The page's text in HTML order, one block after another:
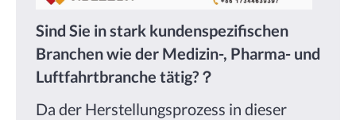
Sind Sie in stark kundenspezifischen
Branchen wie der Medizin-, Pharma- und
Luftfahrtbranche tätig?？
Da der Herstellungsprozess in dieser